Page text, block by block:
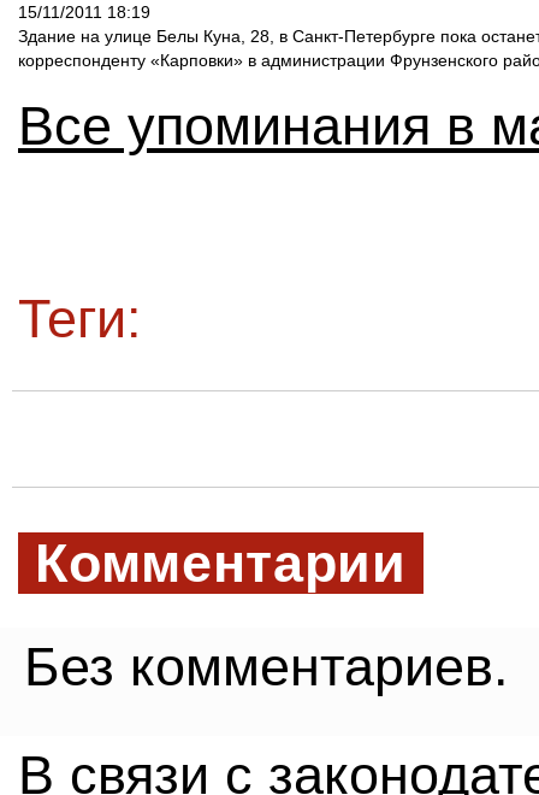
15/11/2011 18:19
Здание на улице Белы Куна, 28, в Санкт-Петербурге пока
корреспонденту «Карповки» в администрации Фрунзенского
Все упоминания в
Теги:
Комментарии
Без комментариев.
В связи с